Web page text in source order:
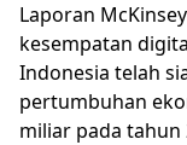
Laporan
kesempatan
Indonesia telah
pertumbuhan
miliar pada tahun